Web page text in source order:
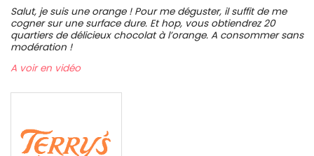
Salut, je suis une orange ! Pour me déguster, il suffit de me
cogner sur une surface dure. Et hop, vous obtiendrez 20
quartiers de délicieux chocolat à l’orange. A consommer sans
modération !
A voir en vidéo